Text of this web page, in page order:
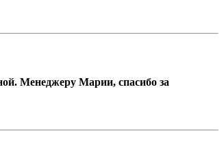
Менеджеру Марии, спасибо за